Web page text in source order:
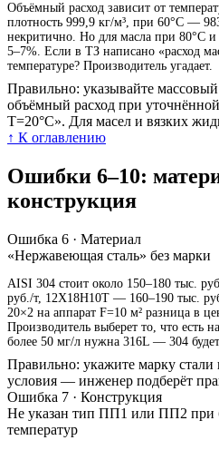
Объёмный расход зависит от
плотность 999,9 кг/м³, при 60°C —
некритично. Но для масла при 80°C и
5–7%. Если в ТЗ написано «расход
температуре? Производитель угадает.
Правильно: указывайте
объёмный расход при
T=20°C». Для масел и вязких
↑ К оглавлению
Ошибки 6–10:
конструкция
Ошибка 6 · Материал
«Нержавеющая сталь» без марки
AISI 304 стоит около 150–180 тыс.
руб./т, 12Х18Н10Т — 160–190 тыс.
20×2 на аппарат F=10 м² разница в
Производитель выберет то, что есть
более 50 мг/л нужна 316L — 304
Правильно: укажите марку
условия — инженер подберёт
Ошибка 7 · Конструкция
Не указан тип ПП1 или ПП2 при
температур